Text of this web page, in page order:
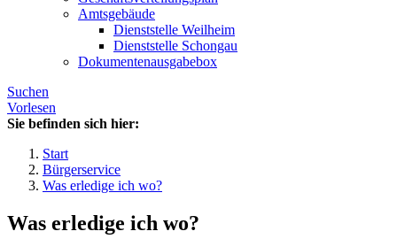
Amtsgebäude
Dienststelle Weilheim
Dienststelle Schongau
Dokumentenausgabebox
Suchen
Vorlesen
Sie befinden sich hier:
Start
Bürgerservice
Was erledige ich wo?
Was erledige ich wo?